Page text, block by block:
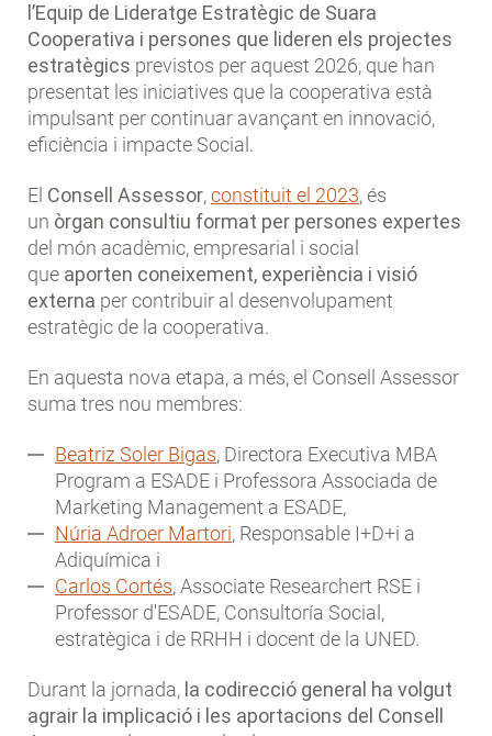
l’Equip de Lideratge Estratègic de Suara
Cooperativa i persones que lideren els projectes
estratègics previstos per aquest 2026, que han
presentat les iniciatives que la cooperativa està
impulsant per continuar avançant en innovació,
eficiència i impacte Social.
El Consell Assessor,constituit el 2023, és
un òrgan consultiu format per persones expertes
del món acadèmic, empresarial i social
que aporten coneixement, experiència i visió
externa per contribuir al desenvolupament
estratègic de la cooperativa.
En aquesta nova etapa, a més, el Consell Assessor
suma tres nou membres:
Beatriz Soler Bigas, Directora Executiva MBA
Program a ESADE i Professora Associada de
Marketing Management a ESADE,
Núria Adroer Martori, Responsable I+D+i a
Adiquímica i
Carlos Cortés, Associate Researchert RSE i
Professor d'ESADE, Consultoría Social,
estratègica i de RRHH i docent de la UNED.
Durant la jornada, la codirecció general ha volgut
agrair la implicació i les aportacions del Consell